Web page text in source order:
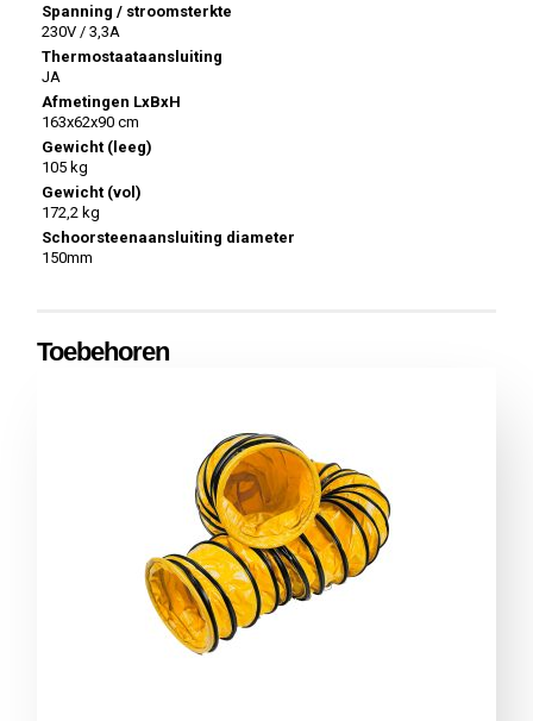
Spanning / stroomsterkte
230V / 3,3A
Thermostaataansluiting
JA
Afmetingen LxBxH
163x62x90 cm
Gewicht (leeg)
105 kg
Gewicht (vol)
172,2 kg
Schoorsteenaansluiting diameter
150mm
Toebehoren